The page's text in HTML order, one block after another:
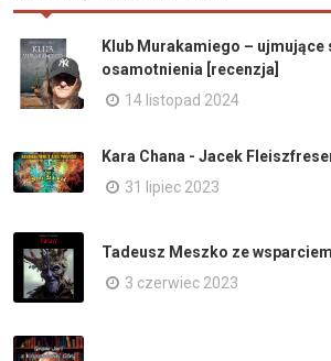
Klub Murakamiego – ujmujące
osamotnienia [recenzja]
14 listopad 2024
Kara Chana - Jacek
31 lipiec 2023
Tadeusz Meszko ze
3 czerwiec 2023